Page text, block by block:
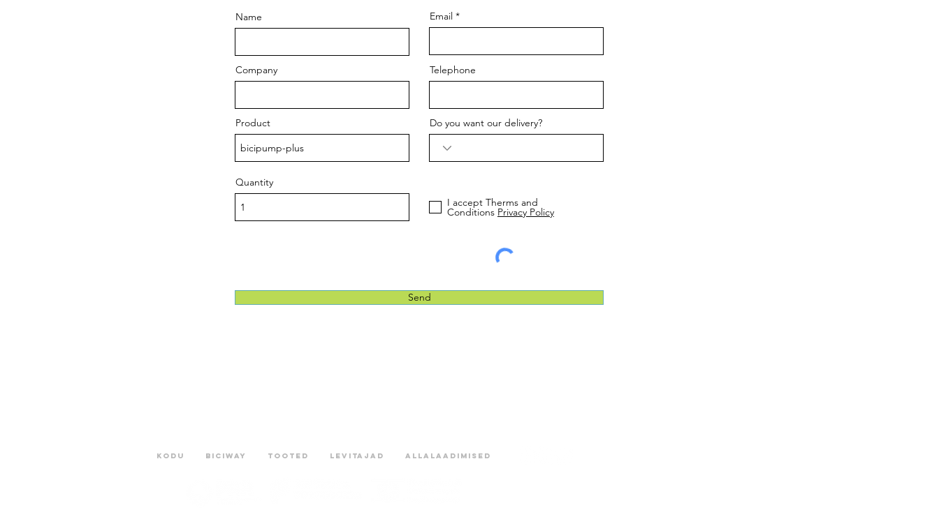
Name
Company
Product
Quantity
Email
Telephone
Do you want our delivery?
I accept Therms and
Conditions Privacy Policy
Send
Kodu Biciway Tooted Levitajad Allalaadimised